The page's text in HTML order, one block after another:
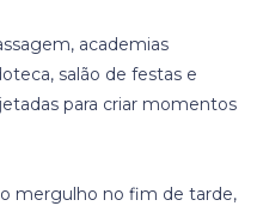
academias
salão de festas e
para criar momentos
mergulho no fim de tarde,